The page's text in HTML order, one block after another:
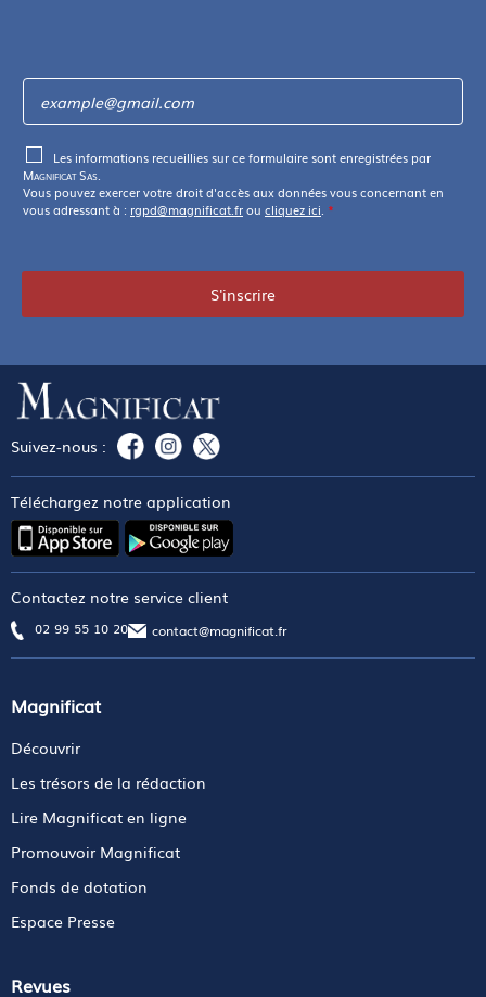
Les informations recueillies sur ce formulaire sont enregistrées par
Magnificat Sas.
Vous pouvez exercer votre droit d'accès aux données vous concernant en
vous adressant à : rgpd@magnificat.frou cliquez ici. *
S'inscrire
Suivez-nous :
Téléchargez notre application
Contactez notre service client
02 99 55 10 20 contact@magnificat.fr
Magnificat
Découvrir
Les trésors de la rédaction
Lire Magnificat en ligne
Promouvoir Magnificat
Fonds de dotation
Espace Presse
Revues